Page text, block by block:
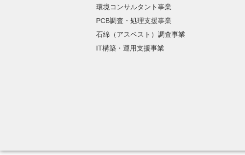
環境コンサルタント事業
PCB調査・処理支援事業
石綿（アスベスト）調査事業
IT構築・運用支援事業